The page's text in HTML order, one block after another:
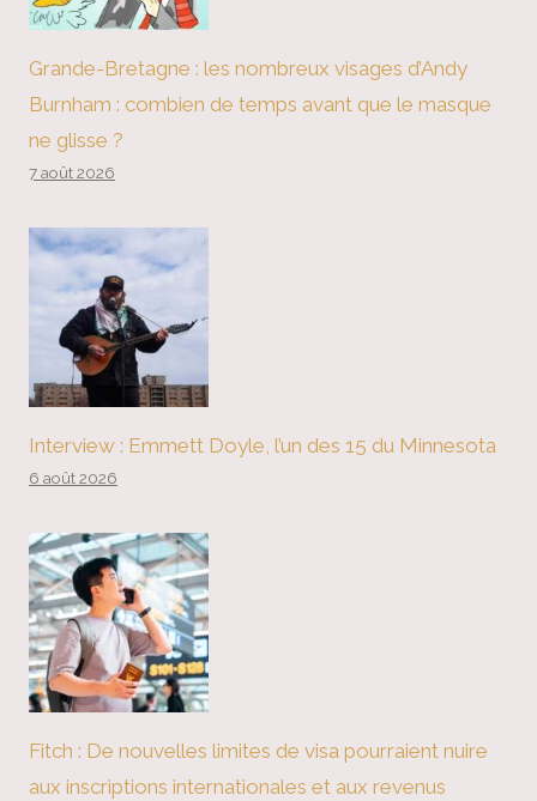
Grande-Bretagne : les nombreux visages d’Andy
Burnham : combien de temps avant que le masque
ne glisse ?
7 août 2026
Interview : Emmett Doyle, l’un des 15 du Minnesota
6 août 2026
Fitch : De nouvelles limites de visa pourraient nuire
aux inscriptions internationales et aux revenus